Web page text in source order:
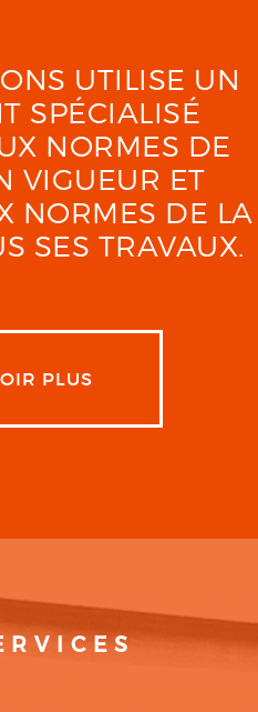
UTILISE UN
SPÉCIALISÉ
NORMES DE
VIGUEUR ET
NORMES DE LA
SES TRAVAUX.
PLUS